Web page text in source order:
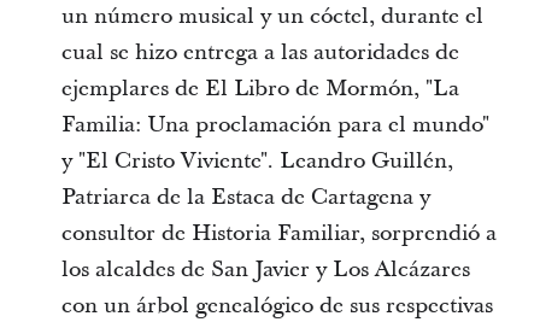
un número musical y un cóctel, durante el
cual se hizo entrega a las autoridades de
ejemplares de El Libro de Mormón, "La
Familia: Una proclamación para el mundo"
y "El Cristo Viviente". Leandro Guillén,
Patriarca de la Estaca de Cartagena y
consultor de Historia Familiar, sorprendió a
los alcaldes de San Javier y Los Alcázares
con un árbol genealógico de sus respectivas